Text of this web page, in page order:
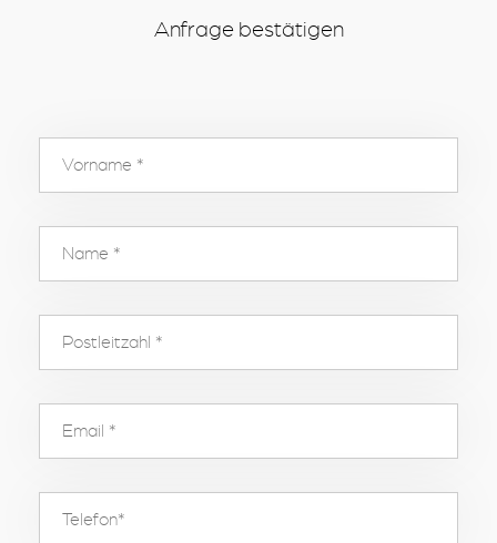
Anfrage bestätigen